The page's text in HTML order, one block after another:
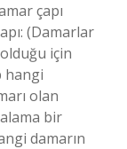
çapı
(Damarlar
için
hangi
olan
bir
damarın